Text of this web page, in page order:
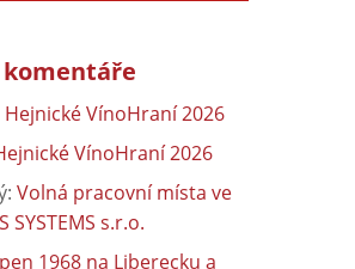
Hejnické VínoHraní 2026
VínoHraní 2026
: Volná pracovní místa ve
s.r.o.
1968 na Liberecku a